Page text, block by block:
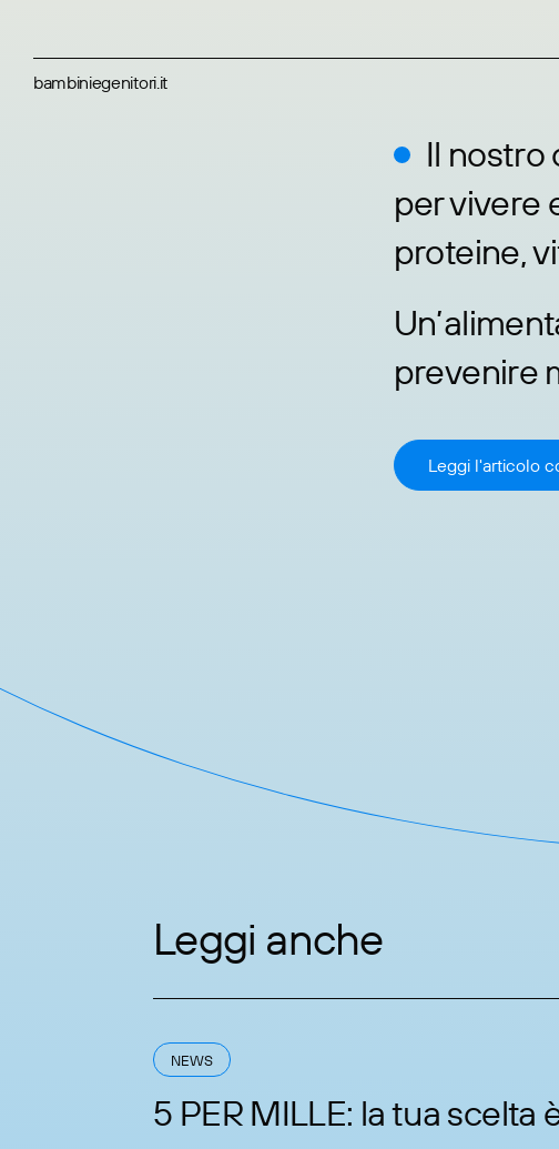
bambiniegenitori.it
Il nostro
per vivere
proteine,
prevenire
Leggi l'articolo
Leggi anche
NEWS
5 PER MILLE: la tua scelta